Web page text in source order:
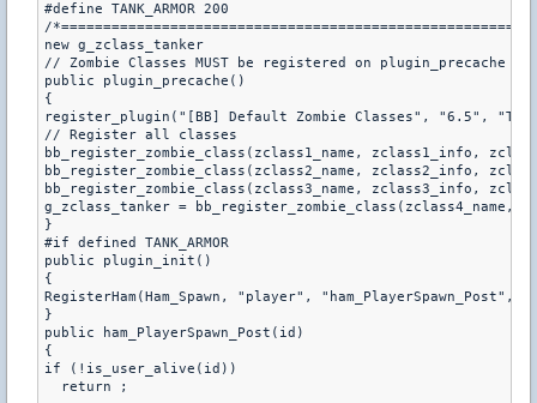
#define TANK_ARMOR 200
/
new g_zclass_tanker
// Zombie Classes MUST be registered on plugin_precache
public plugin_precache()
{
register_plugin("[BB] Default Zombie Classes", "6.5",
// Register all classes
bb_register_zombie_class(zclass1_name, zclass1_info,
bb_register_zombie_class(zclass2_name, zclass2_info,
bb_register_zombie_class(zclass3_name, zclass3_info,
g_zclass_tanker =
}
#if defined TANK_ARMOR
public plugin_init()
{
RegisterHam(Ham_Spawn, "player", "ham_PlayerSpawn_Post",
}
public ham_PlayerSpawn_Post(id)
{
if (!is_user_alive(id))
  return ;